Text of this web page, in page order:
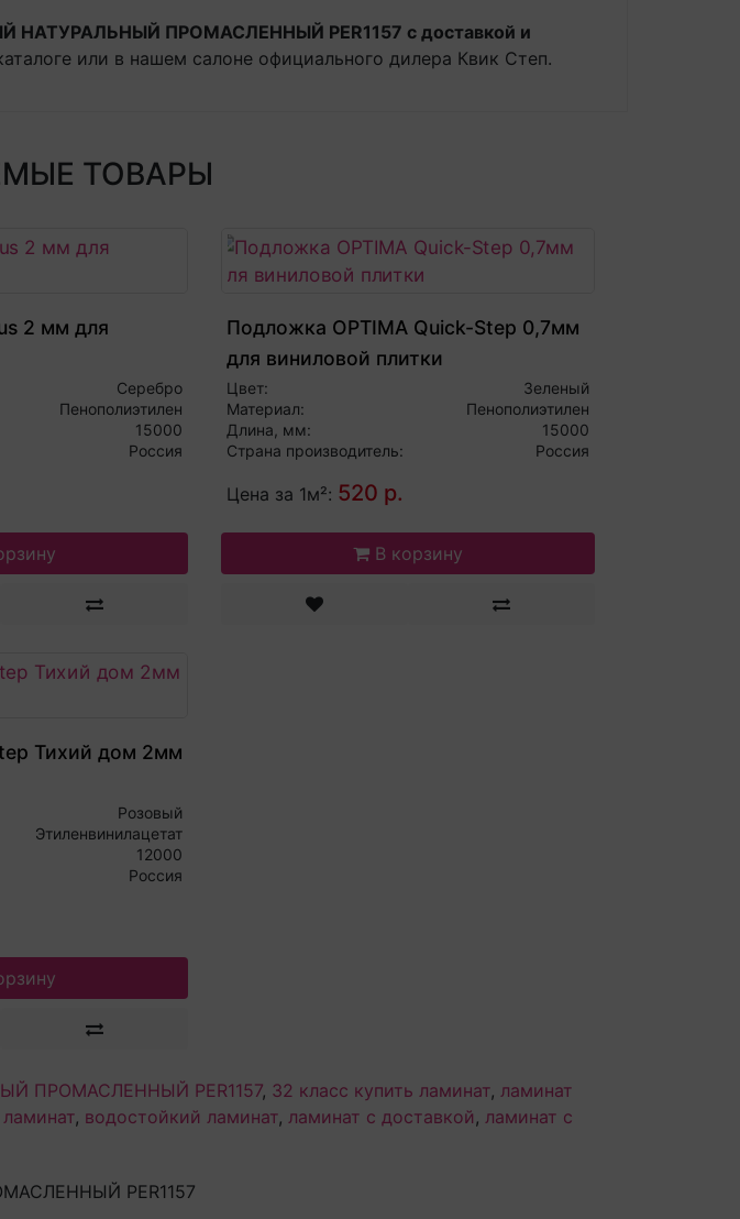
НАТУРАЛЬНЫЙ ПРОМАСЛЕННЫЙ PER1157 с доставкой и
или в нашем салоне официального дилера Квик Степ.
ТОВАРЫ
2 мм для
Серебро
Пенополиэтилен
15000
Россия
Подложка OPTIMA Quick-Step 0,7мм
для виниловой плитки
Цвет:
Зеленый
Материал:
Пенополиэтилен
Длина, мм:
15000
Страна производитель:
Россия
Цена за 1м²: 520 р.
В корзину
Тихий дом 2мм
Розовый
Этиленвинилацетат
12000
Россия
ПРОМАСЛЕННЫЙ PER1157, 32 класс купить ламинат, ламинат
, водостойкий ламинат, ламинат с доставкой, ламинат с
PER1157